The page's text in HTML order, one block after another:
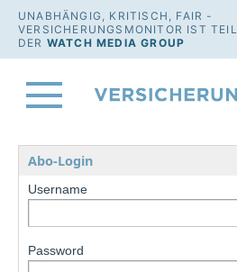
UNABHÄNGIG, KRITISCH, FAIR -
VERSICHERUNGSMONITOR IST TEIL
DER WATCH MEDIA GROUP
Abo-Login
Username
Password